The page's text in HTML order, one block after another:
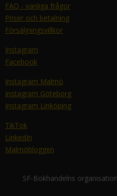
FAQ - vanliga frågor
Priser och betalning
Försäljningsvillkor
Instagram
Facebook
Instagram Malmö
Instagram Göteborg
Instagram Linköping
TikTok
LinkedIn
Malmöbloggen
SF-Bokhandelns